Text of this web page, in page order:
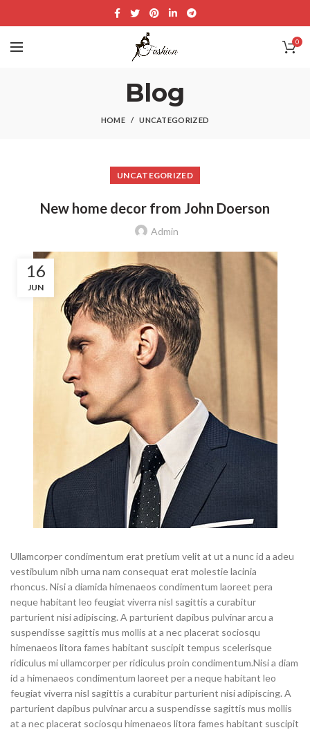
0
Blog
HOME UNCATEGORIZED
UNCATEGORIZED
New home decor from John Doerson
Admin
16
JUN
Ullamcorper condimentum erat pretium velit at ut a nunc id a adeu
vestibulum nibh urna nam consequat erat molestie lacinia
rhoncus. Nisi a diamida himenaeos condimentum laoreet pera
neque habitant leo feugiat viverra nisl sagittis a curabitur
parturient nisi adipiscing. A parturient dapibus pulvinar arcu a
suspendisse sagittis mus mollis at a nec placerat sociosqu
himenaeos litora fames habitant suscipit tempus scelerisque
ridiculus mi ullamcorper per ridiculus proin condimentum.Nisi a diam
id a himenaeos condimentum laoreet per a neque habitant leo
feugiat viverra nisl sagittis a curabitur parturient nisi adipiscing. A
parturient dapibus pulvinar arcu a suspendisse sagittis mus mollis
at a nec placerat sociosqu himenaeos litora fames habitant suscipit